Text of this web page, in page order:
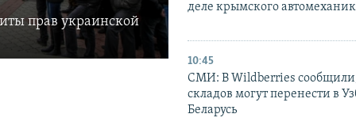
прав украинской
деле крымского
10:45
СМИ: В Wildberries сообщили,
складов могут перенести в
Беларусь